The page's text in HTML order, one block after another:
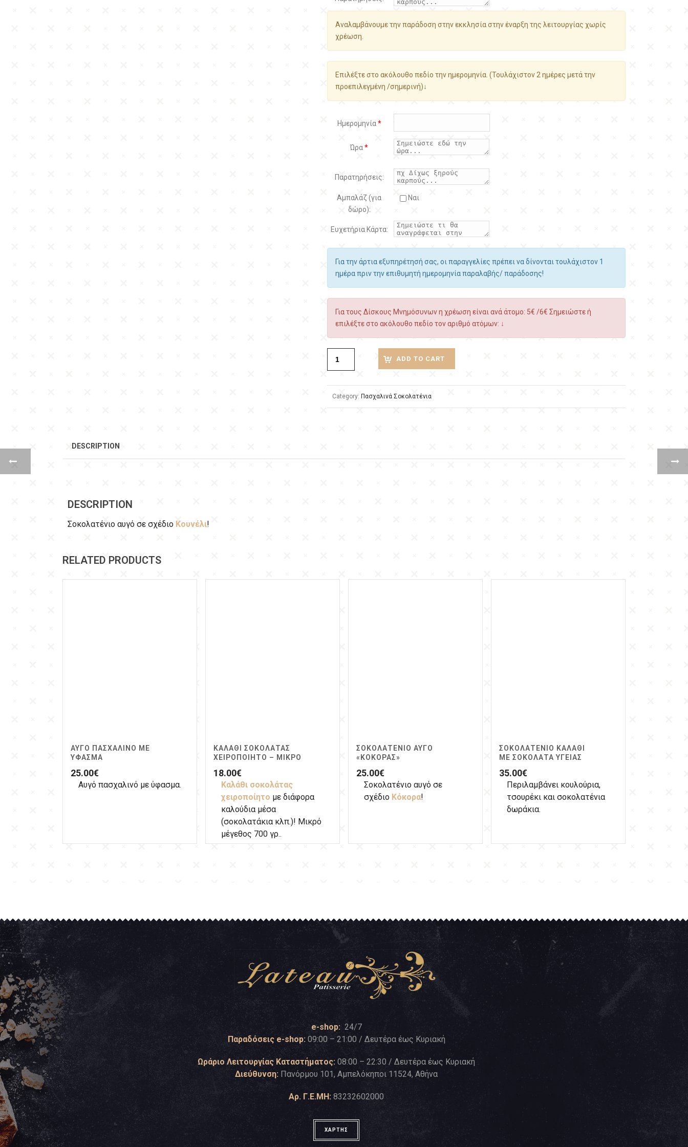
Αναλαμβάνουμε την παράδοση στην εκκλησία στην έναρξη της λειτουργίας χωρίς
χρέωση.
Επιλέξτε στο ακόλουθο πεδίο την ημερομηνία. (Τουλάχιστον 2 ημέρες μετά την
προεπιλεγμένη /σημερινή)↓
Ημερομηνία*
Ώρα*
Παρατηρήσεις:
Αμπαλάζ (για
δώρο):
Ναι
Ευχετήρια Κάρτα:
Για την άρτια εξυπηρέτησή σας, οι παραγγελίες πρέπει να δίνονται τουλάχιστον 1
ημέρα πριν την επιθυμητή ημερομηνία παραλαβής/ παράδοσης!
Για τους Δίσκους Μνημόσυνων η χρέωση είναι ανά άτομο: 5€ /6€ Σημειώστε ή
επιλέξτε στο ακόλουθο πεδίο τον αριθμό ατόμων: ↓
ADD TO CART
Category: Πασχαλινά Σοκολατένια
DESCRIPTION
DESCRIPTION
Σοκολατένιο αυγό σε σχέδιο Κουνέλι!
RELATED PRODUCTS
ΑΥΓΌ ΠΑΣΧΑΛΙΝΌ ΜΕ
ΎΦΑΣΜΑ
25.00€
Αυγό πασχαλινό με ύφασμα.
ΚΑΛΆΘΙ ΣΟΚΟΛΆΤΑΣ
ΧΕΙΡΟΠΟΊΗΤΟ – ΜΙΚΡΌ
18.00€
Καλάθι σοκολάτας
χειροποίητο με διάφορα
καλούδια μέσα
(σοκολατάκια κλπ.)! Μικρό
μέγεθος 700 γρ..
ΣΟΚΟΛΑΤΈΝΙΟ ΑΥΓΌ
«ΚΌΚΟΡΑΣ»
25.00€
Σοκολατένιο αυγό σε
σχέδιο Κόκορα!
ΣΟΚΟΛΑΤΈΝΙΟ ΚΑΛΆΘΙ
ΜΕ ΣΟΚΟΛΆΤΑ ΥΓΕΊΑΣ
35.00€
Περιλαμβάνει κουλούρια,
τσουρέκι και σοκολατένια
δωράκια.
e-shop: 24/7
Παραδόσεις e-shop: 09:00 – 21:00 / Δευτέρα έως Κυριακή
Ωράριο Λειτουργίας Καταστήματος: 08:00 – 22:30 / Δευτέρα έως Κυριακή
Διεύθυνση: Πανόρμου 101, Αμπελόκηποι 11524, Αθήνα
Αρ. Γ.Ε.ΜΗ: 83232602000
ΧΑΡΤΗΣ